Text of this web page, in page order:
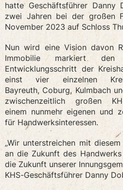
hatte Geschäftsführer Danny
zwei Jahren bei der großen
November 2023 auf Schloss
Nun wird eine Vision davon
Immobilie markiert den
Entwicklungsschritt der
einst vier einzelnen
Bayreuth, Coburg, Kulmbach
zwischenzeitlich großen
einem nunmehr eigenen und
für Handwerksinteressen.
„Wir unterstreichen mit
an die Zukunft des
die Zukunft unserer
KHS-Geschäftsführer Danny